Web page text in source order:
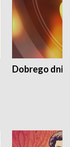
Dobrego dnia